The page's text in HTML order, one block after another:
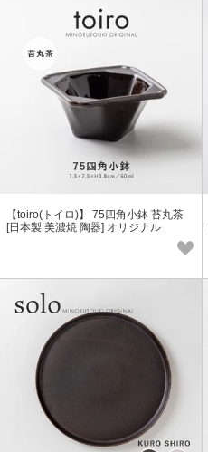
【toiro(トイロ)】 75四角小鉢 苔丸茶
[日本製 美濃焼 陶器] オリジナル